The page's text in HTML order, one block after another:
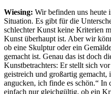
Wiesing: Wir befinden uns heute
Situation. Es gibt für die
schlechter Kunst keine Kriterien
Kunst überhaupt ist. Aber wir
ob eine Skulptur oder ein
gemacht ist. Genau das ist doch
Kunstbetrachters: Er stellt sich
geistreich und großartig gemacht,
angucken, ich finde es schön.“ In
einfach nur gleichgültig, ob ein